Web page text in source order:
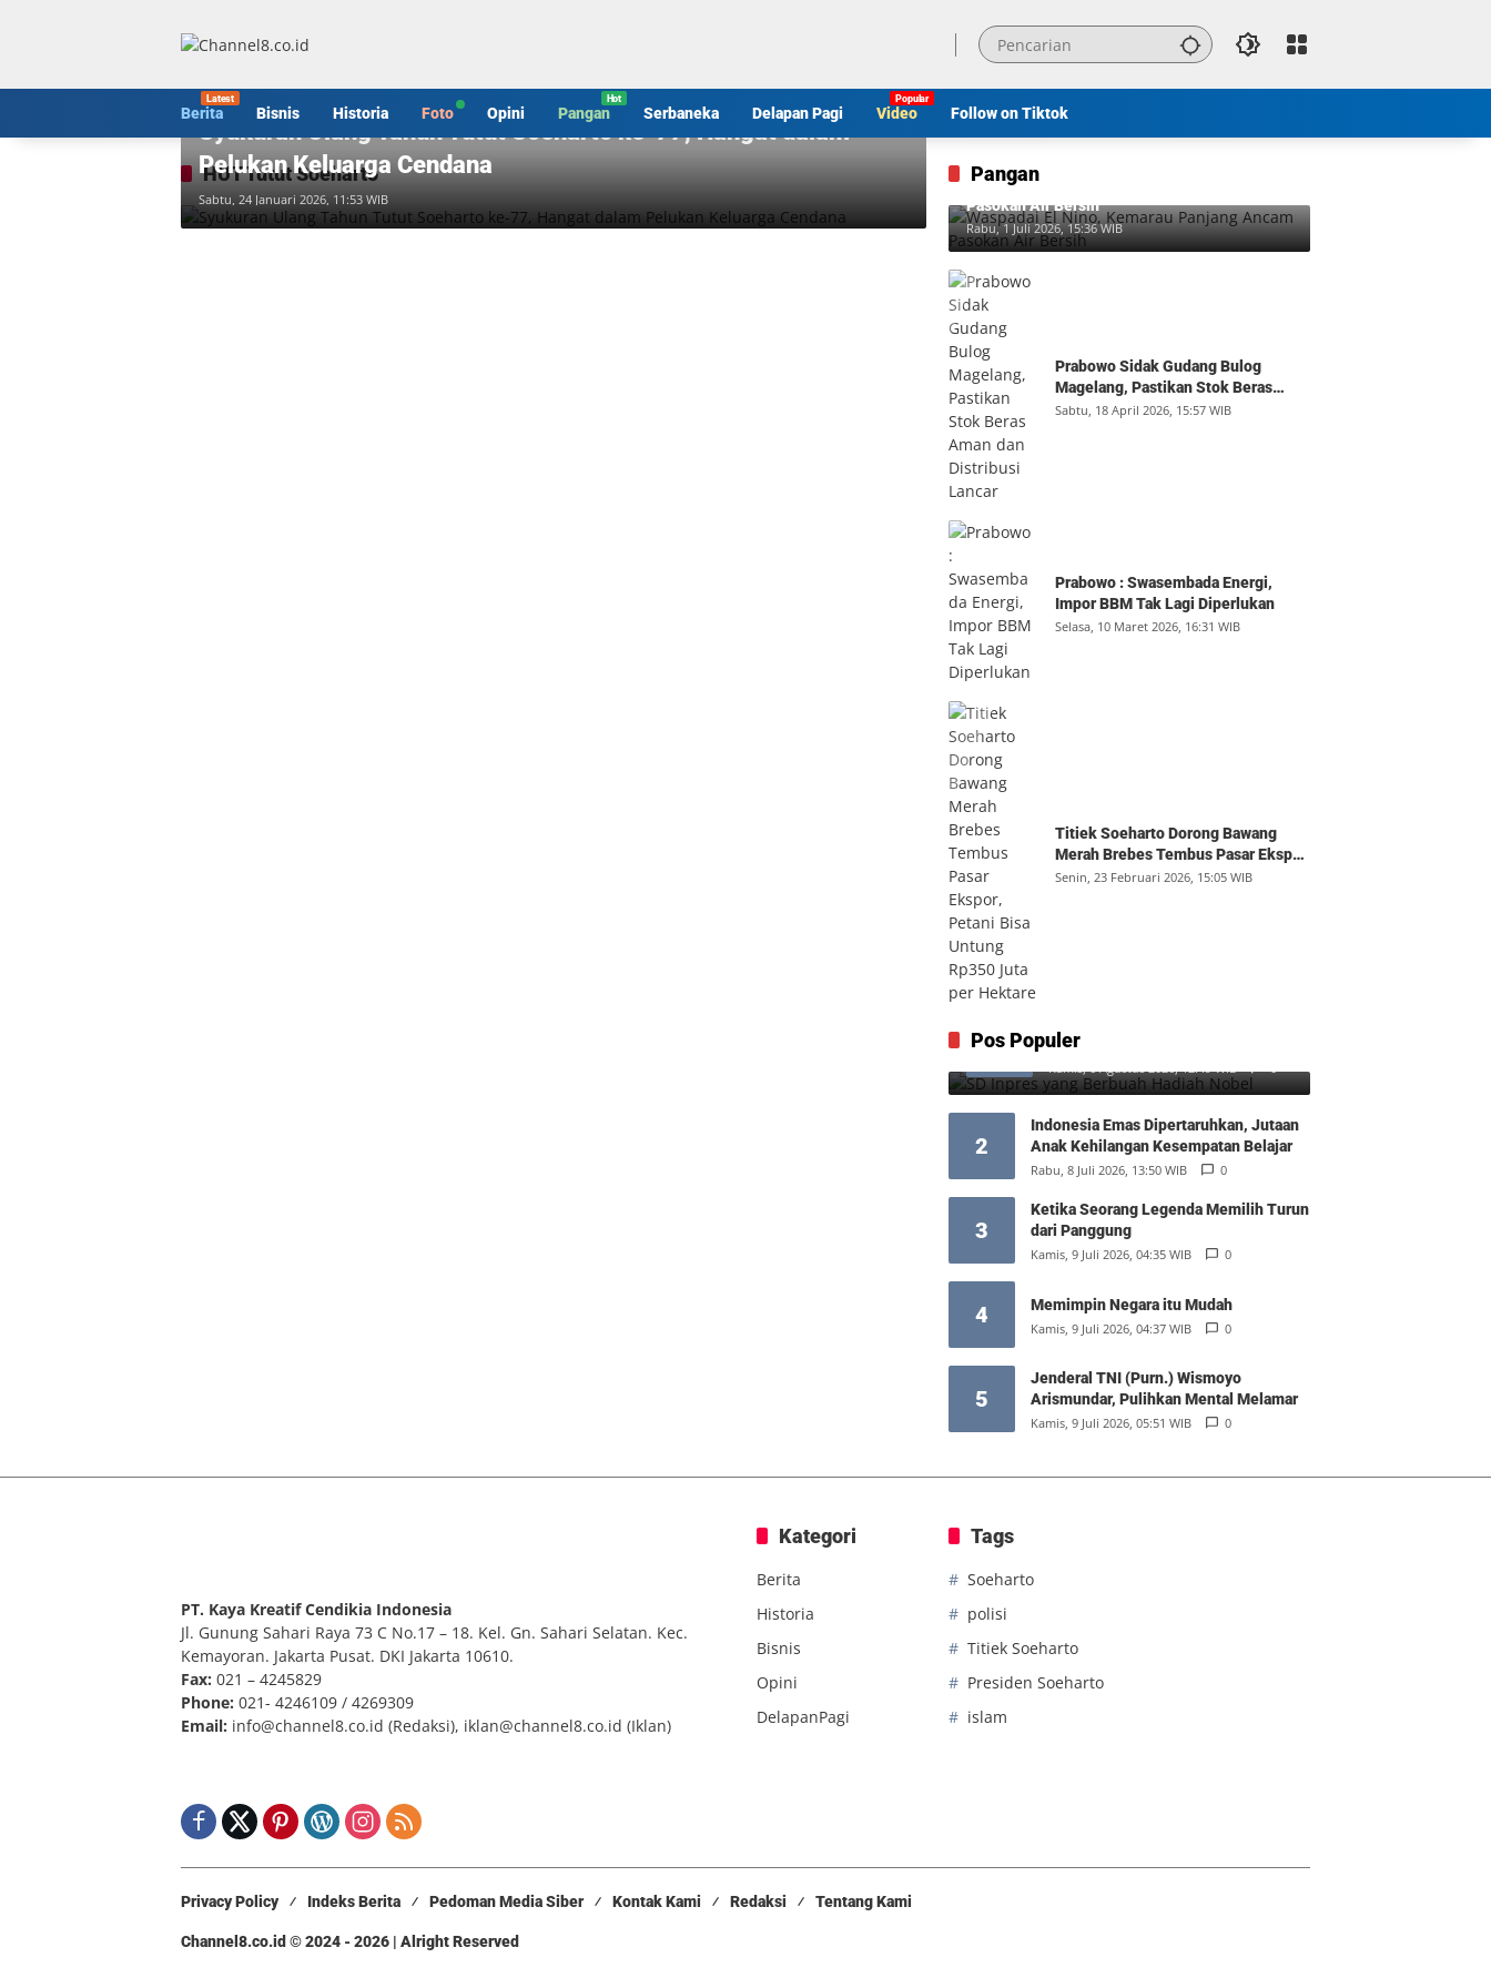
Berita Bisnis Historia Foto Opini Pangan Serbaneka Delapan Pagi Video Follow on Tiktok
HUT Tutut Soeharto
Berita
Syukuran Ulang Tahun Tutut Soeharto ke-77, Hangat dalam
Pelukan Keluarga Cendana
Sabtu, 24 Januari 2026, 11:53 WIB
Pangan
Waspadai El Nino, Kemarau Panjang Ancam
Pasokan Air Bersih
Rabu, 1 Juli 2026, 15:36 WIB
Prabowo Sidak Gudang Bulog
Magelang, Pastikan Stok Beras
Aman dan Distribusi Lancar
Sabtu, 18 April 2026, 15:57 WIB
Prabowo : Swasembada Energi,
Impor BBM Tak Lagi Diperlukan
Selasa, 10 Maret 2026, 16:31 WIB
Titiek Soeharto Dorong Bawang
Merah Brebes Tembus Pasar Ekspor,
Petani Bisa Untung Rp350 Juta per
Senin, 23 Februari 2026, 15:05 WIB
Pos Populer
1
Nobel
Kamis, 6 Agustus 2026, 12:49 WIB 0
2
Indonesia Emas Dipertaruhkan, Jutaan
Anak Kehilangan Kesempatan Belajar
Rabu, 8 Juli 2026, 13:50 WIB 0
3
Ketika Seorang Legenda Memilih Turun
dari Panggung
Kamis, 9 Juli 2026, 04:35 WIB 0
4 Memimpin Negara itu Mudah
Kamis, 9 Juli 2026, 04:37 WIB 0
5
Jenderal TNI (Purn.) Wismoyo
Arismundar, Pulihkan Mental Melamar
Kamis, 9 Juli 2026, 05:51 WIB 0
PT. Kaya Kreatif Cendikia Indonesia
Jl. Gunung Sahari Raya 73 C No.17 – 18. Kel. Gn. Sahari Selatan. Kec.
Kemayoran. Jakarta Pusat. DKI Jakarta 10610.
Fax: 021 – 4245829
Phone: 021- 4246109 / 4269309
Email: info@channel8.co.id (Redaksi), iklan@channel8.co.id (Iklan)
Kategori
Berita
Historia
Bisnis
Opini
DelapanPagi
Tags
Soeharto
polisi
Titiek Soeharto
Presiden Soeharto
islam
Privacy Policy Indeks Berita Pedoman Media Siber Kontak Kami Redaksi Tentang Kami
Channel8.co.id © 2024 - 2026 | Alright Reserved